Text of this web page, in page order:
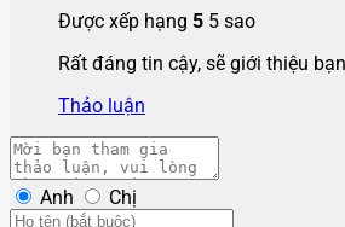
Được xếp hạng 5 5 sao
Rất đáng tin cậy, sẽ giới thiệu
Thảo luận
Anh Chị